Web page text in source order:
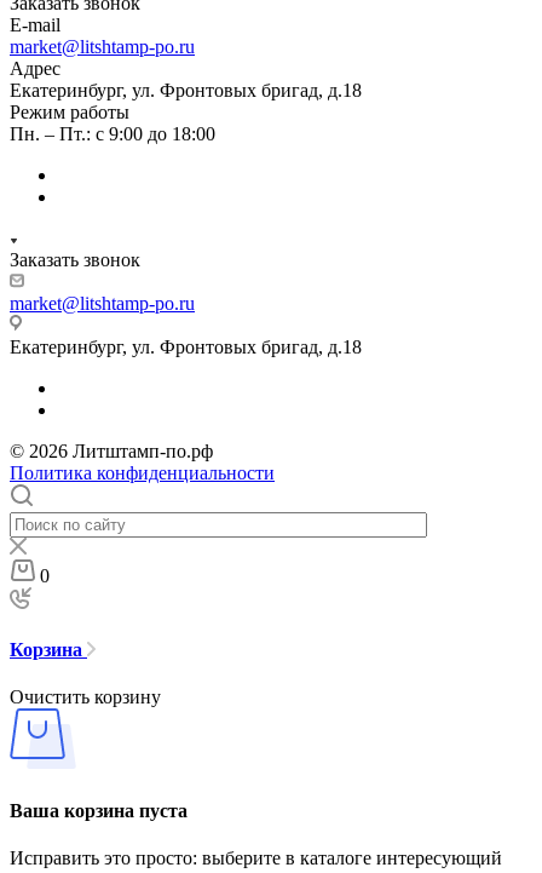
E-mail
market@litshtamp-po.ru
Адрес
Екатеринбург, ул. Фронтовых бригад, д.18
Режим работы
Пн. – Пт.: с 9:00 до 18:00
Заказать звонок
market@litshtamp-po.ru
Екатеринбург, ул. Фронтовых бригад, д.18
© 2026 Литштамп-по.рф
Политика конфиденциальности
0
Корзина
Очистить корзину
Ваша корзина пуста
Исправить это просто: выберите в каталоге интересующий